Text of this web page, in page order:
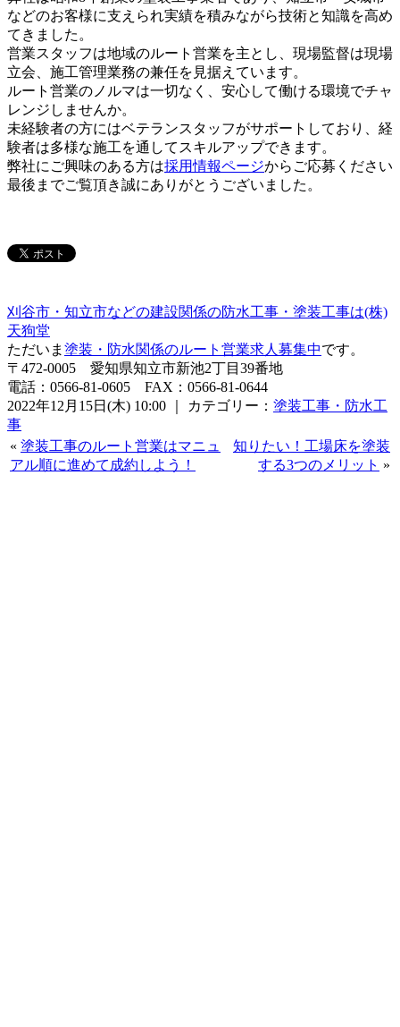
などのお客様に支えられ実績を積みながら技術と知識を高め
てきました。
営業スタッフは地域のルート営業を主とし、現場監督は現場
立会、施工管理業務の兼任を見据えています。
ルート営業のノルマは一切なく、安心して働ける環境でチャ
レンジしませんか。
未経験者の方にはベテランスタッフがサポートしており、経
験者は多様な施工を通してスキルアップできます。
弊社にご興味のある方は採用情報ページからご応募ください
最後までご覧頂き誠にありがとうございました。
刈谷市・知立市などの建設関係の防水工事・塗装工事は(株)
天狗堂
ただいま 塗装・防水関係のルート営業求人募集中です。
〒472-0005 愛知県知立市新池2丁目39番地
電話：0566-81-0605 FAX：0566-81-0644
2022年12月15日(木) 10:00 ｜ カテゴリー： 塗装工事・防水工
事
« 塗装工事のルート営業はマニュ
アル順に進めて成約しよう！
知りたい！工場床を塗装
する3つのメリット »